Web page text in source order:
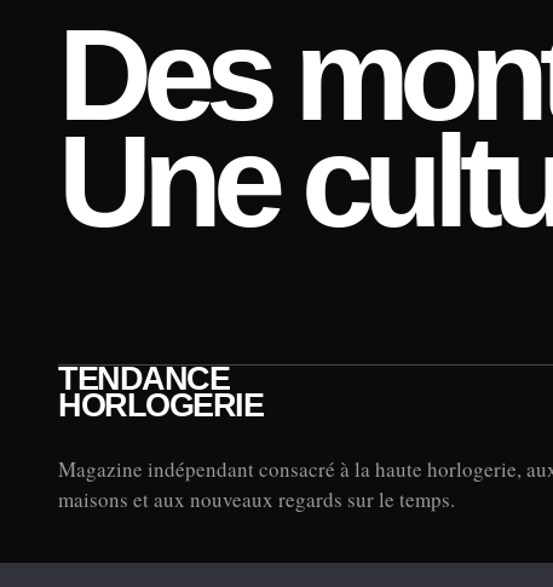
Des
Une
TENDANCE
HORLOGERIE
Magazine indépendant consacré à la haute horlogerie,
maisons et aux nouveaux regards sur le temps.